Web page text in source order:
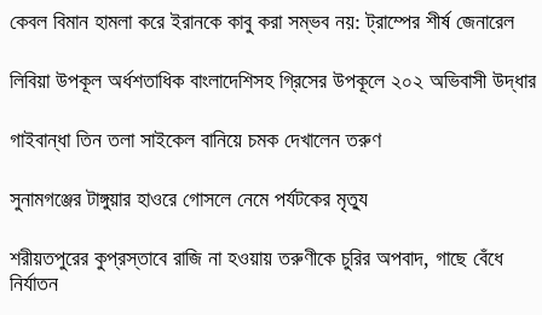
কেবল বিমান হামলা করে ইরানকে কাবু করা সম্ভব নয়: ট্রাম্পের শীর্ষ জেনারেল
লিবিয়া উপকূল অর্ধশতাধিক বাংলাদেশিসহ গ্রিসের উপকূলে ২০২ অভিবাসী উদ্ধার
গাইবান্ধা তিন তলা সাইকেল বানিয়ে চমক দেখালেন তরুণ
সুনামগঞ্জের টাঙ্গুয়ার হাওরে গোসলে নেমে পর্যটকের মৃত্যু
শরীয়তপুরের কুপ্রস্তাবে রাজি না হওয়ায় তরুণীকে চুরির অপবাদ, গাছে বেঁধে
নির্যাতন